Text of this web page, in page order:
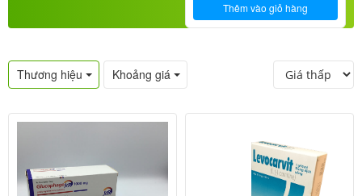
Thêm vào giỏ hàng
Thương hiệu Khoảng giá